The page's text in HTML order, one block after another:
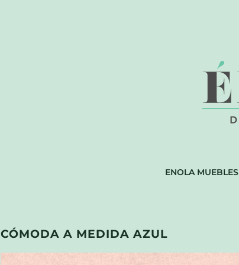
ENOLA MUEBLES
CÓMODA A MEDIDA AZUL